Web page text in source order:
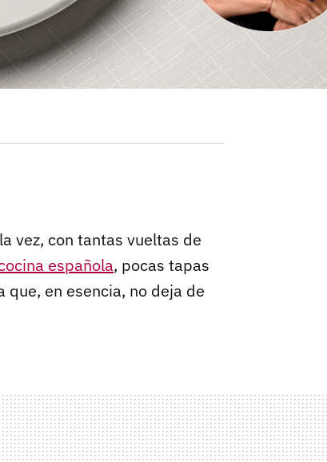
vez, con tantas vueltas de
española, pocas tapas
que, en esencia, no deja de